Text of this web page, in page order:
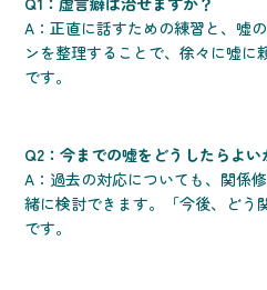
A：正直に話すための練習と、嘘
ンを整理することで、徐々に嘘に
です。
Q2：今までの嘘をどうしたらよい
A：過去の対応についても、関係
緒に検討できます。「今後、どう
です。